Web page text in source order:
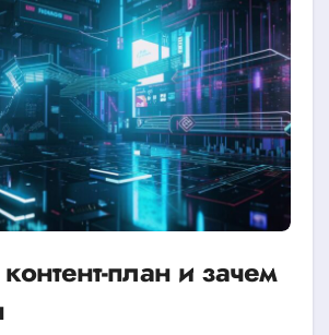
план и зачем